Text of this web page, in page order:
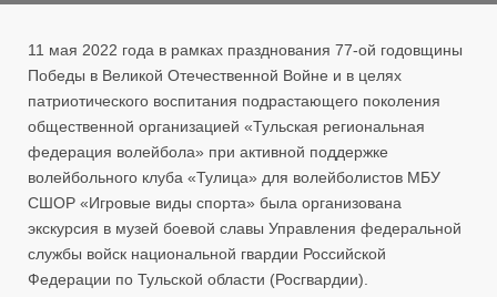
11 мая 2022 года в рамках празднования 77-ой годовщины
Победы в Великой Отечественной Войне и в целях
патриотического воспитания подрастающего поколения
общественной организацией «Тульская региональная
федерация волейбола» при активной поддержке
волейбольного клуба «Тулица» для волейболистов МБУ
СШОР «Игровые виды спорта» была организована
экскурсия в музей боевой славы Управления федеральной
службы войск национальной гвардии Российской
Федерации по Тульской области (Росгвардии).